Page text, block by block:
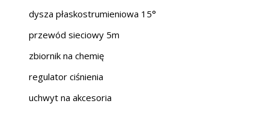
dysza płaskostrumieniowa 15°
przewód sieciowy 5m
zbiornik na chemię
regulator ciśnienia
uchwyt na akcesoria